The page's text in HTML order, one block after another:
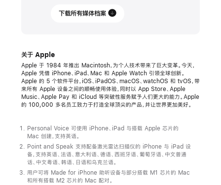
稿
Apple
推
出
知
辅
助
新
功
下载所有媒体档案
关于 Apple
Apple 于 1984 年推出 Macintosh，为个人技术带来了巨大变革。今天，
Apple 凭借 iPhone、iPad、Mac 和 Apple Watch 引领全球创新。
Apple 的 5 个软件平台，iOS、iPadOS、macOS、watchOS 和 tvOS，带
来所有 Apple 设备之间的顺畅使用体验，同时以 App Store、Apple
Music、Apple Pay 和 iCloud 等突破性服务赋予人们更大的能力。Apple
的 100,000 多名员工致力于打造全球顶尖的产品，并让世界更加美好。
Personal Voice 可使用 iPhone、iPad 与搭载 Apple 芯片的
Mac 创建，支持英语。
Point and Speak 支持配备激光雷达扫描仪的 iPhone 与 iPad 设
备，支持英语、法语、意大利语、德语、西班牙语、葡萄牙语、中文普通
话、中文粤语、韩语、日语和乌克兰语。
用户可将 Made for iPhone 助听设备与部分搭载 M1 芯片的 Mac
和所有搭载 M2 芯片的 Mac 配对。